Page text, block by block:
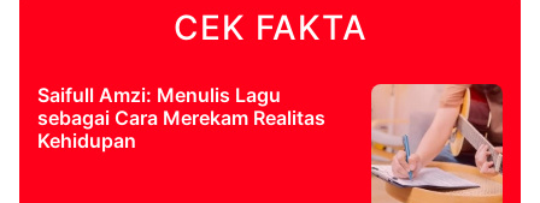
CEK FAKTA
Saifull Amzi: Menulis Lagu
sebagai Cara Merekam Realitas
Kehidupan